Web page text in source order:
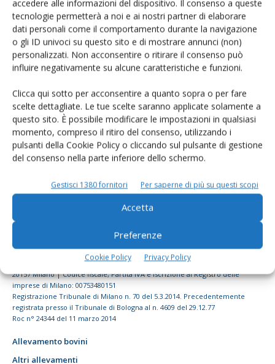
accedere alle informazioni del dispositivo. Il consenso a queste
tecnologie permetterà a noi e ai nostri partner di elaborare
dati personali come il comportamento durante la navigazione
o gli ID univoci su questo sito e di mostrare annunci (non)
personalizzati. Non acconsentire o ritirare il consenso può
influire negativamente su alcune caratteristiche e funzioni.
Clicca qui sotto per acconsentire a quanto sopra o per fare
scelte dettagliate. Le tue scelte saranno applicate solamente a
questo sito. È possibile modificare le impostazioni in qualsiasi
momento, compreso il ritiro del consenso, utilizzando i
pulsanti della Cookie Policy o cliccando sul pulsante di gestione
del consenso nella parte inferiore dello schermo.
Gestisci 1380 fornitori Per saperne di più su questi scopi
Accetta
Preferenze
Cookie Policy Privacy Policy
Rimani aggiornato sul mondo
dell’agricoltura
© Tecniche Nuove Spa. Tutti i diritti riservati. Sede legale Via Eritrea 21 -
20157 Milano | Codice fiscale, Partita IVA e Iscrizione al Registro delle
imprese di Milano: 00753480151
Registrazione Tribunale di Milano n. 70 del 5.3.2014. Precedentemente
registrata presso il Tribunale di Bologna al n. 4609 del 29.12.77
Roc n° 24344 del 11 marzo 2014
Allevamento bovini
Altri allevamenti